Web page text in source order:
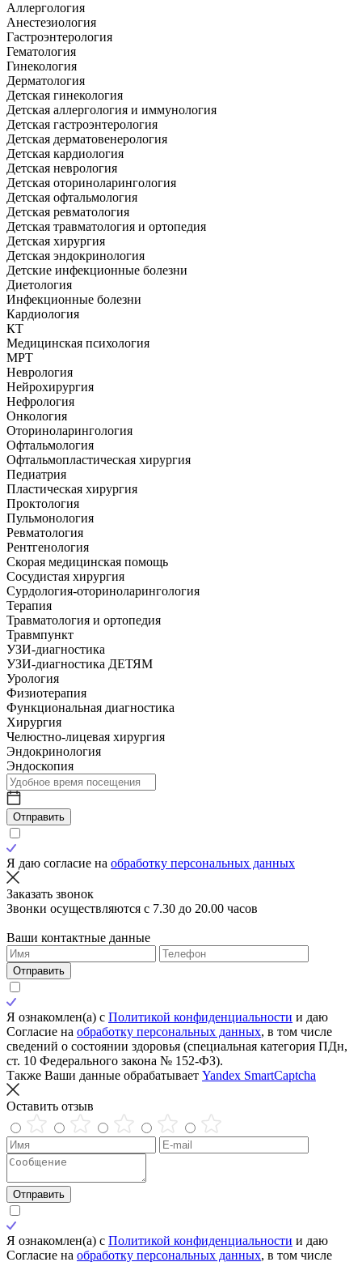
Аллергология
Анестезиология
Гастроэнтерология
Гематология
Гинекология
Дерматология
Детская гинекология
Детская аллергология и иммунология
Детская гастроэнтерология
Детская дерматовенерология
Детская кардиология
Детская неврология
Детская оториноларингология
Детская офтальмология
Детская ревматология
Детская травматология и ортопедия
Детская хирургия
Детская эндокринология
Детские инфекционные болезни
Диетология
Инфекционные болезни
Кардиология
КТ
Медицинская психология
МРТ
Неврология
Нейрохирургия
Нефрология
Онкология
Оториноларингология
Офтальмология
Офтальмопластическая хирургия
Педиатрия
Пластическая хирургия
Проктология
Пульмонология
Ревматология
Рентгенология
Скорая медицинская помощь
Сосудистая хирургия
Сурдология-оториноларингология
Терапия
Травматология и ортопедия
Травмпункт
УЗИ-диагностика
УЗИ-диагностика ДЕТЯМ
Урология
Физиотерапия
Функциональная диагностика
Хирургия
Челюстно-лицевая хирургия
Эндокринология
Эндоскопия
Отправить
Я даю согласие на обработку персональных данных
Заказать звонок
Звонки осуществляются с 7.30 до 20.00 часов
Ваши контактные данные
Отправить
Я ознакомлен(а) с Политикой конфиденциальности и даю
Согласие на обработку персональных данных, в том числе
сведений о состоянии здоровья (специальная категория ПДн,
ст. 10 Федерального закона № 152-ФЗ).
Также Ваши данные обрабатывает Yandex SmartCaptcha
Оставить отзыв
Отправить
Я ознакомлен(а) с Политикой конфиденциальности и даю
Согласие на обработку персональных данных, в том числе